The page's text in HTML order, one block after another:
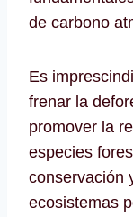
de carbono
Es
frenar la
promover la
especies
conservación
ecosistemas